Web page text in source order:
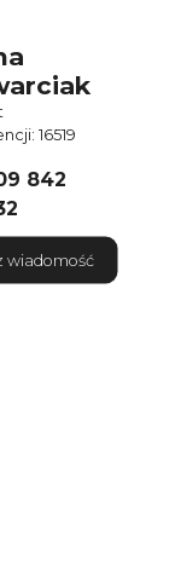
16519
842
wiadomość